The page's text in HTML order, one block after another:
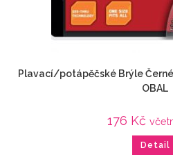
Plavací/potápěčské Brýle Černé
OBAL
176 Kč
Detail